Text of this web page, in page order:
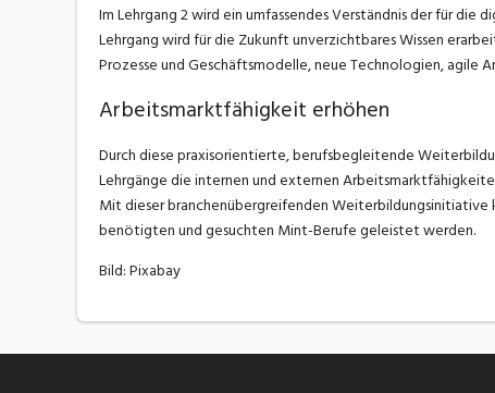
Im Lehrgang 2 wird ein umfassendes Verständnis der für
Lehrgang wird für die Zukunft unverzichtbares Wissen
Prozesse und Geschäftsmodelle, neue Technologien, agile
Arbeitsmarktfähigkeit erhöhen
Durch diese praxisorientierte, berufsbegleitende
Lehrgänge die internen und externen
Mit dieser branchenübergreifenden Weiterbildungsinitiative
benötigten und gesuchten Mint-Berufe geleistet werden.
Bild: Pixabay